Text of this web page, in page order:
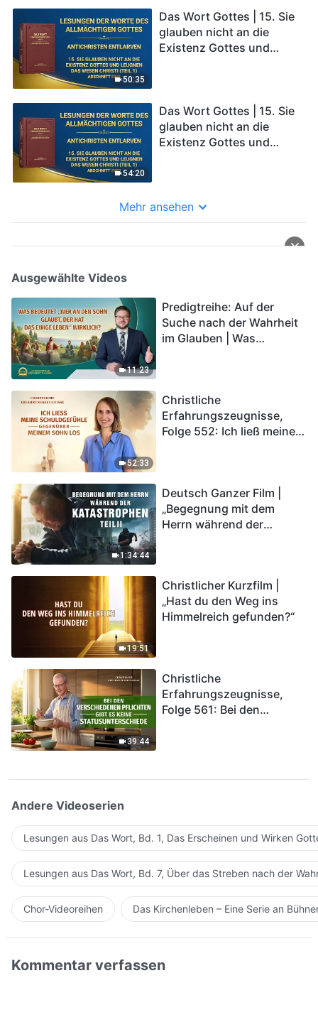
50:35
Das Wort Gottes | 15. Sie
glauben nicht an die
Existenz Gottes und
54:20
Das Wort Gottes | 15. Sie
glauben nicht an die
Existenz Gottes und
Mehr ansehen
Ausgewählte Videos
11:23
Predigtreihe: Auf der
Suche nach der Wahrheit
im Glauben | Was
52:33
Christliche
Erfahrungszeugnisse,
Folge 552: Ich ließ meine
1:34:44
Deutsch Ganzer Film |
„Begegnung mit dem
Herrn während der
in das Königreich Gottes
eintreten?
19:51
Christlicher Kurzfilm |
„Hast du den Weg ins
Himmelreich gefunden?“
39:44
Christliche
Erfahrungszeugnisse,
Folge 561: Bei den
Andere Videoserien
Lesungen aus Das Wort, Bd. 1, Das Erscheinen und Wirken
Lesungen aus Das Wort, Bd. 7, Über das Streben nach der
Chor-Videoreihen Das Kirchenleben – Eine Serie an
Kommentar verfassen